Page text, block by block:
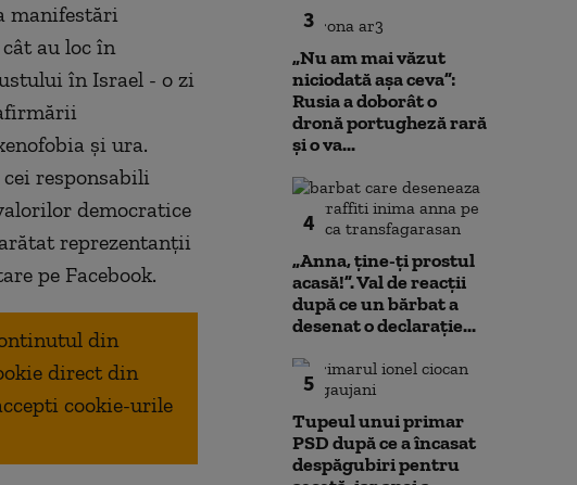
manifestări
au loc în
în Israel - o zi
şi ura.
responsabili
democratice
reprezentanţii
pe Facebook.
din
direct din
cookie-urile
3
„Nu am mai văzut
niciodată așa ceva”:
Rusia a doborât o
dronă portugheză rară
și o va...
4
„Anna, ţine-ţi prostul
acasă!”. Val de reacții
după ce un bărbat a
desenat o declarație...
5
Tupeul unui primar
PSD după ce a încasat
despăgubiri pentru